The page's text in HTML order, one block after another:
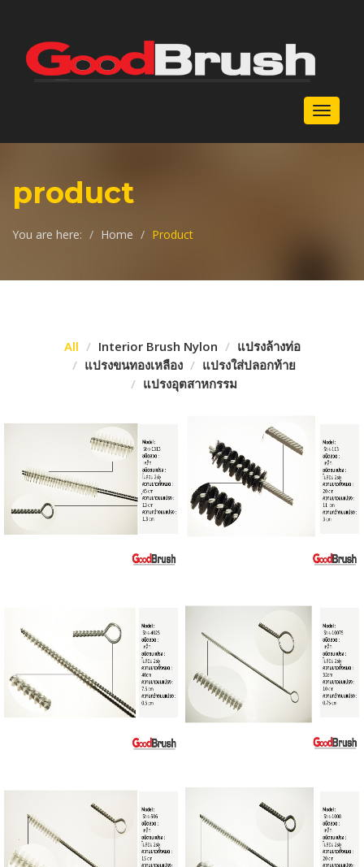
Toggle
product
You are here: Home Product
All Interior Brush Nylon
แปรงล้างท่อ
แปรงขนทองเหลือง
แปรงใส่ปลอกท้าย
แปรงอุตสาหกรรม